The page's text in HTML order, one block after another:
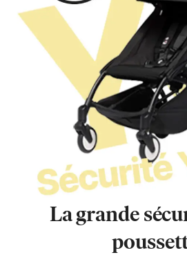
La grande